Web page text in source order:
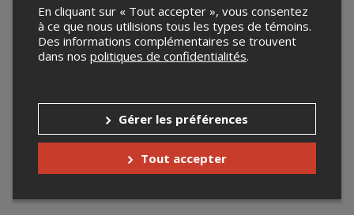
En cliquant sur « Tout accepter », vous consentez
à ce que nous utilisions tous les types de témoins.
Des informations complémentaires se trouvent
dans nos politiques de confidentialités.
Gérer les préférences
Tout accepter